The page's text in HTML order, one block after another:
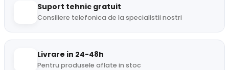
Suport tehnic gratuit
Consiliere telefonica de la specialistii nostri
Livrare in 24-48h
Pentru produsele aflate in stoc